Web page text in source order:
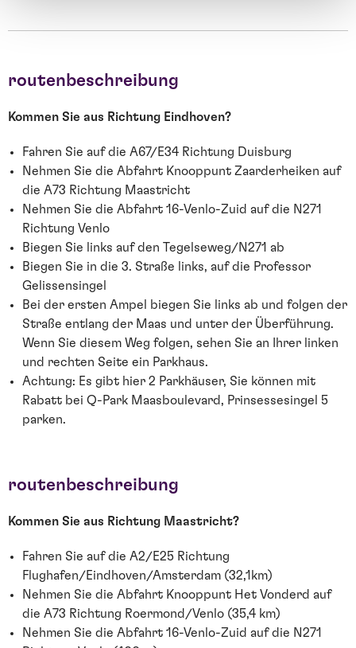
routenbeschreibung
Kommen Sie aus Richtung Eindhoven?
Fahren Sie auf die A67/E34 Richtung Duisburg
Nehmen Sie die Abfahrt Knooppunt Zaarderheiken auf
die A73 Richtung Maastricht
Nehmen Sie die Abfahrt 16-Venlo-Zuid auf die N271
Richtung Venlo
Biegen Sie links auf den Tegelseweg/N271 ab
Biegen Sie in die 3. Straße links, auf die Professor
Gelissensingel
Bei der ersten Ampel biegen Sie links ab und folgen der
Straße entlang der Maas und unter der Überführung.
Wenn Sie diesem Weg folgen, sehen Sie an Ihrer linken
und rechten Seite ein Parkhaus.
Achtung: Es gibt hier 2 Parkhäuser, Sie können mit
Rabatt bei Q-Park Maasboulevard, Prinsessesingel 5
parken.
routenbeschreibung
Kommen Sie aus Richtung Maastricht?
Fahren Sie auf die A2/E25 Richtung
Flughafen/Eindhoven/Amsterdam (32,1km)
Nehmen Sie die Abfahrt Knooppunt Het Vonderd auf
die A73 Richtung Roermond/Venlo (35,4 km)
Nehmen Sie die Abfahrt 16-Venlo-Zuid auf die N271